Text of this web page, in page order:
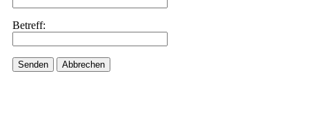
Betreff:
Senden Abbrechen